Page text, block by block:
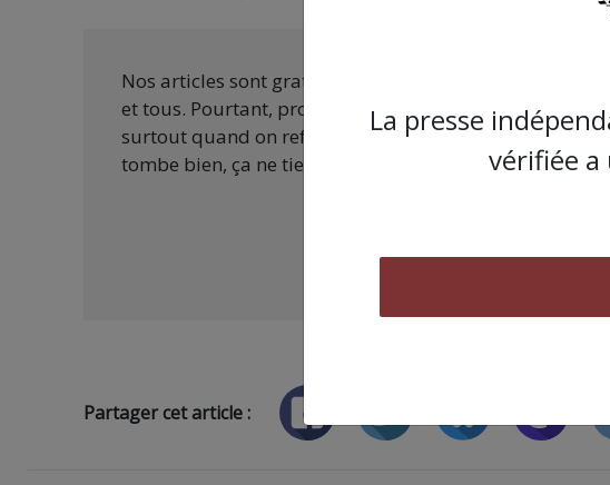
Nos articles sont gratuits car nous pensons que la
et tous. Pourtant, produire une information engagée et
surtout quand on refuse d’être aux ordres de Bolloré
tombe bien, ça ne tient qu’à vous :
Partager cet article :
La presse
vérifiée